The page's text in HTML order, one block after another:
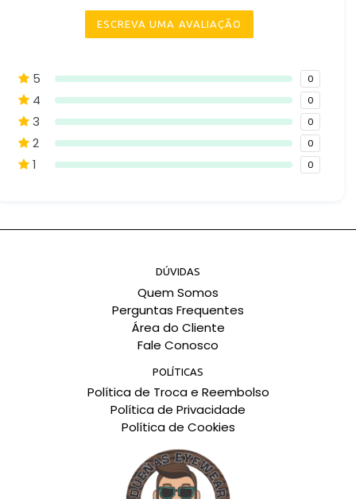
ESCREVA UMA AVALIAÇÃO
5 0
4 0
3 0
2 0
1 0
DÚVIDAS
Quem Somos
Perguntas Frequentes
Área do Cliente
Fale Conosco
POLÍTICAS
Política de Troca e Reembolso
Política de Privacidade
Política de Cookies